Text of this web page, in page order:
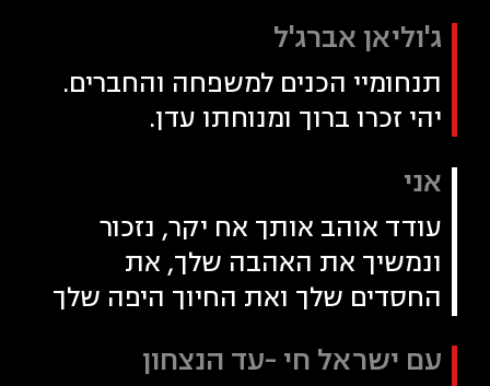
ג'וליאן אברג'ל
תנחומיי הכנים למשפחה והחברים.
יהי זכרו ברוך ומנוחתו עדן.
אני
עודד אוהב אותך אח יקר, נזכור
ונמשיך את האהבה שלך, את
החסדים שלך ואת החיוך היפה שלך
עם ישראל חי -עד הנצחון